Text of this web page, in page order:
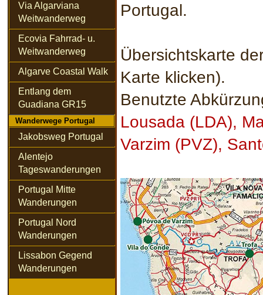
Via Algarviana
Weitwanderweg
Ecovia Fahrrad- u.
Weitwanderweg
Algarve Coastal Walk
Entlang dem
Guadiana GR15
Wanderwege Portugal
Jakobsweg Portugal
Alentejo
Tageswanderungen
Portugal Mitte
Wanderungen
Portugal Nord
Wanderungen
Lissabon Gegend
Wanderungen
Portugal.
Übersichtskarte
Karte klicken).
Benutzte
Lousada (LDA),
Varzim (PVZ),